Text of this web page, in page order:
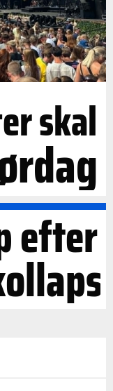
skal
efter